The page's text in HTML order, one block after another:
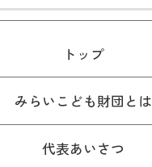
トップ
みらいこども財団とは
代表あいさつ